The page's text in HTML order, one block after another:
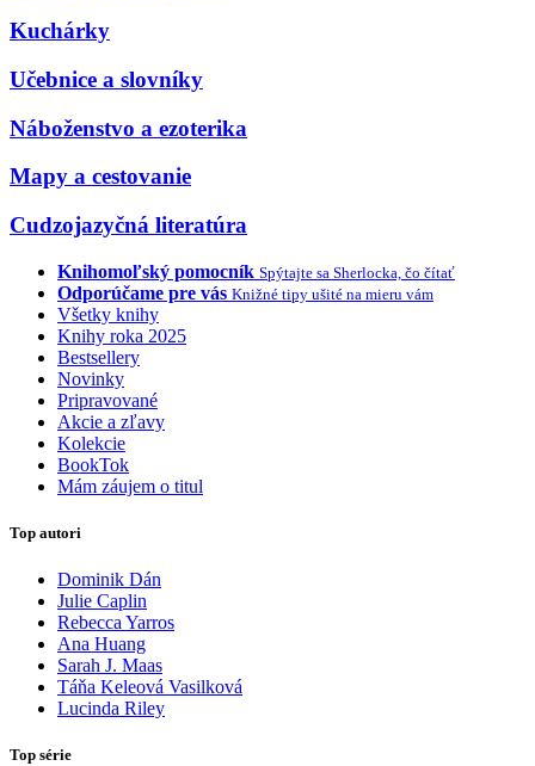
Kuchárky
Učebnice a slovníky
Náboženstvo a ezoterika
Mapy a cestovanie
Cudzojazyčná literatúra
Knihomoľský pomocník Spýtajte sa Sherlocka, čo čítať
Odporúčame pre vás Knižné tipy ušité na mieru vám
Všetky knihy
Knihy roka 2025
Bestsellery
Novinky
Pripravované
Akcie a zľavy
Kolekcie
BookTok
Mám záujem o titul
Top autori
Dominik Dán
Julie Caplin
Rebecca Yarros
Ana Huang
Sarah J. Maas
Táňa Keleová Vasilková
Lucinda Riley
Top série